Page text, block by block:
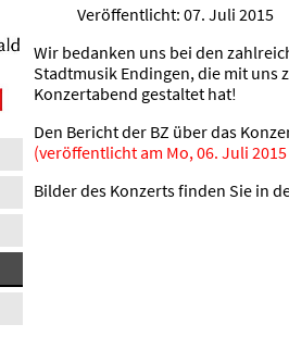
Veröffentlicht: 07. Juli 2015
Wir bedanken uns bei den
Stadtmusik Endingen, die mit uns
Konzertabend gestaltet hat!
Den Bericht der BZ über das
(veröffentlicht am Mo, 06. Juli
Bilder des Konzerts finden Sie in